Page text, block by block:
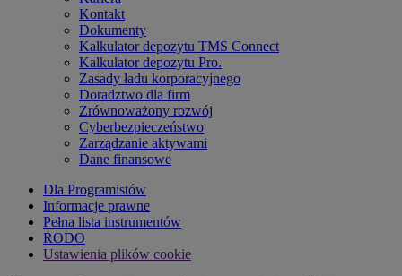
Kontakt
Dokumenty
Kalkulator depozytu TMS Connect
Kalkulator depozytu Pro.
Zasady ładu korporacyjnego
Doradztwo dla firm
Zrównoważony rozwój
Cyberbezpieczeństwo
Zarządzanie aktywami
Dane finansowe
Dla Programistów
Informacje prawne
Pełna lista instrumentów
RODO
Ustawienia plików cookie